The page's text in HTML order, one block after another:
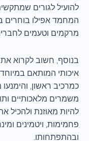
להועיל לגורים
המחמד אפילו בוחרים
מרקמים וטעמים
בנוסף, חשוב לקרוא את
איכותי המותאם
כמרכיב ראשון, והימנעו
משמרים מלאכותיים
להיות מאוזנת ולהכיל
פחמימות, ויטמינים
ובהתפתחותו.